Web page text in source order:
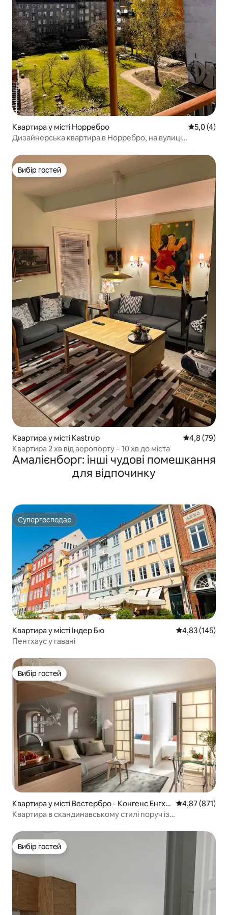
Квартира у місті Норребро Середня
5,0 (4)
Дизайнерська квартира в Норребро, на вулиці
Вибір гостей
Вибір гостей
Квартира у місті Kastrup Середня
4,8 (79)
Квартира 2 хв від аеропорту – 10 хв до міста
Амалієнборг: інші чудові помешкання
для відпочинку
Супергосподар
Супергосподар
Квартира у місті Індер Бю Середня
4,83 (145)
Пентхаус у гавані
Вибір гостей
Вибір гостей
Квартира у місті Вестербро - Конгенс Енгха
ве
Середня
4,87 (871)
Квартира в скандинавському стилі поруч із
Вибір гостей
Вибір гостей